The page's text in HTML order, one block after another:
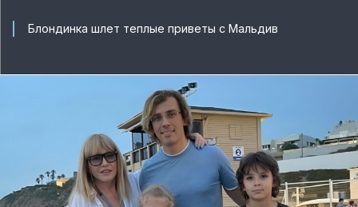
Блондинка шлет теплые приветы с Мальдив